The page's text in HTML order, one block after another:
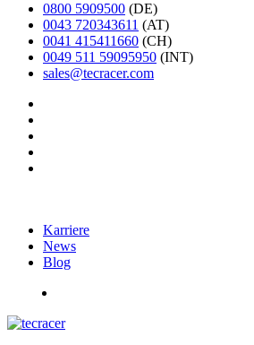
0800 5909500 (DE)
0043 720343611 (AT)
0041 415411660 (CH)
0049 511 59095950 (INT)
sales@tecracer.com
Karriere
News
Blog